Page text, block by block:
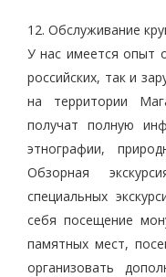
12. Обслуживание
У нас имеется опыт
российских, так и
на территории
получат полную
этнографии,
Обзорная
специальных
себя посещение
памятных мест,
организовать